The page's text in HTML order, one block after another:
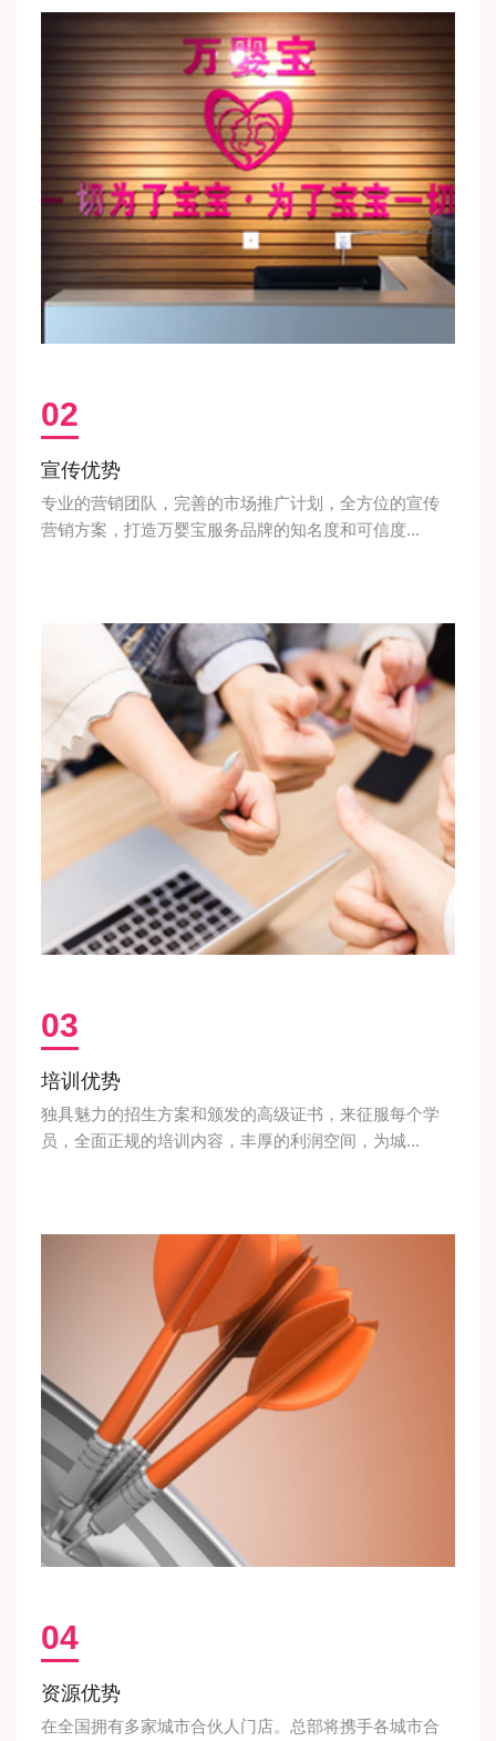
02
宣传优势
专业的营销团队，完善的市场推广计划，全方位的宣传
营销方案，打造万婴宝服务品牌的知名度和可信度...
03
培训优势
独具魅力的招生方案和颁发的高级证书，来征服每个学
员，全面正规的培训内容，丰厚的利润空间，为城...
04
资源优势
在全国拥有多家城市合伙人门店。总部将携手各城市合